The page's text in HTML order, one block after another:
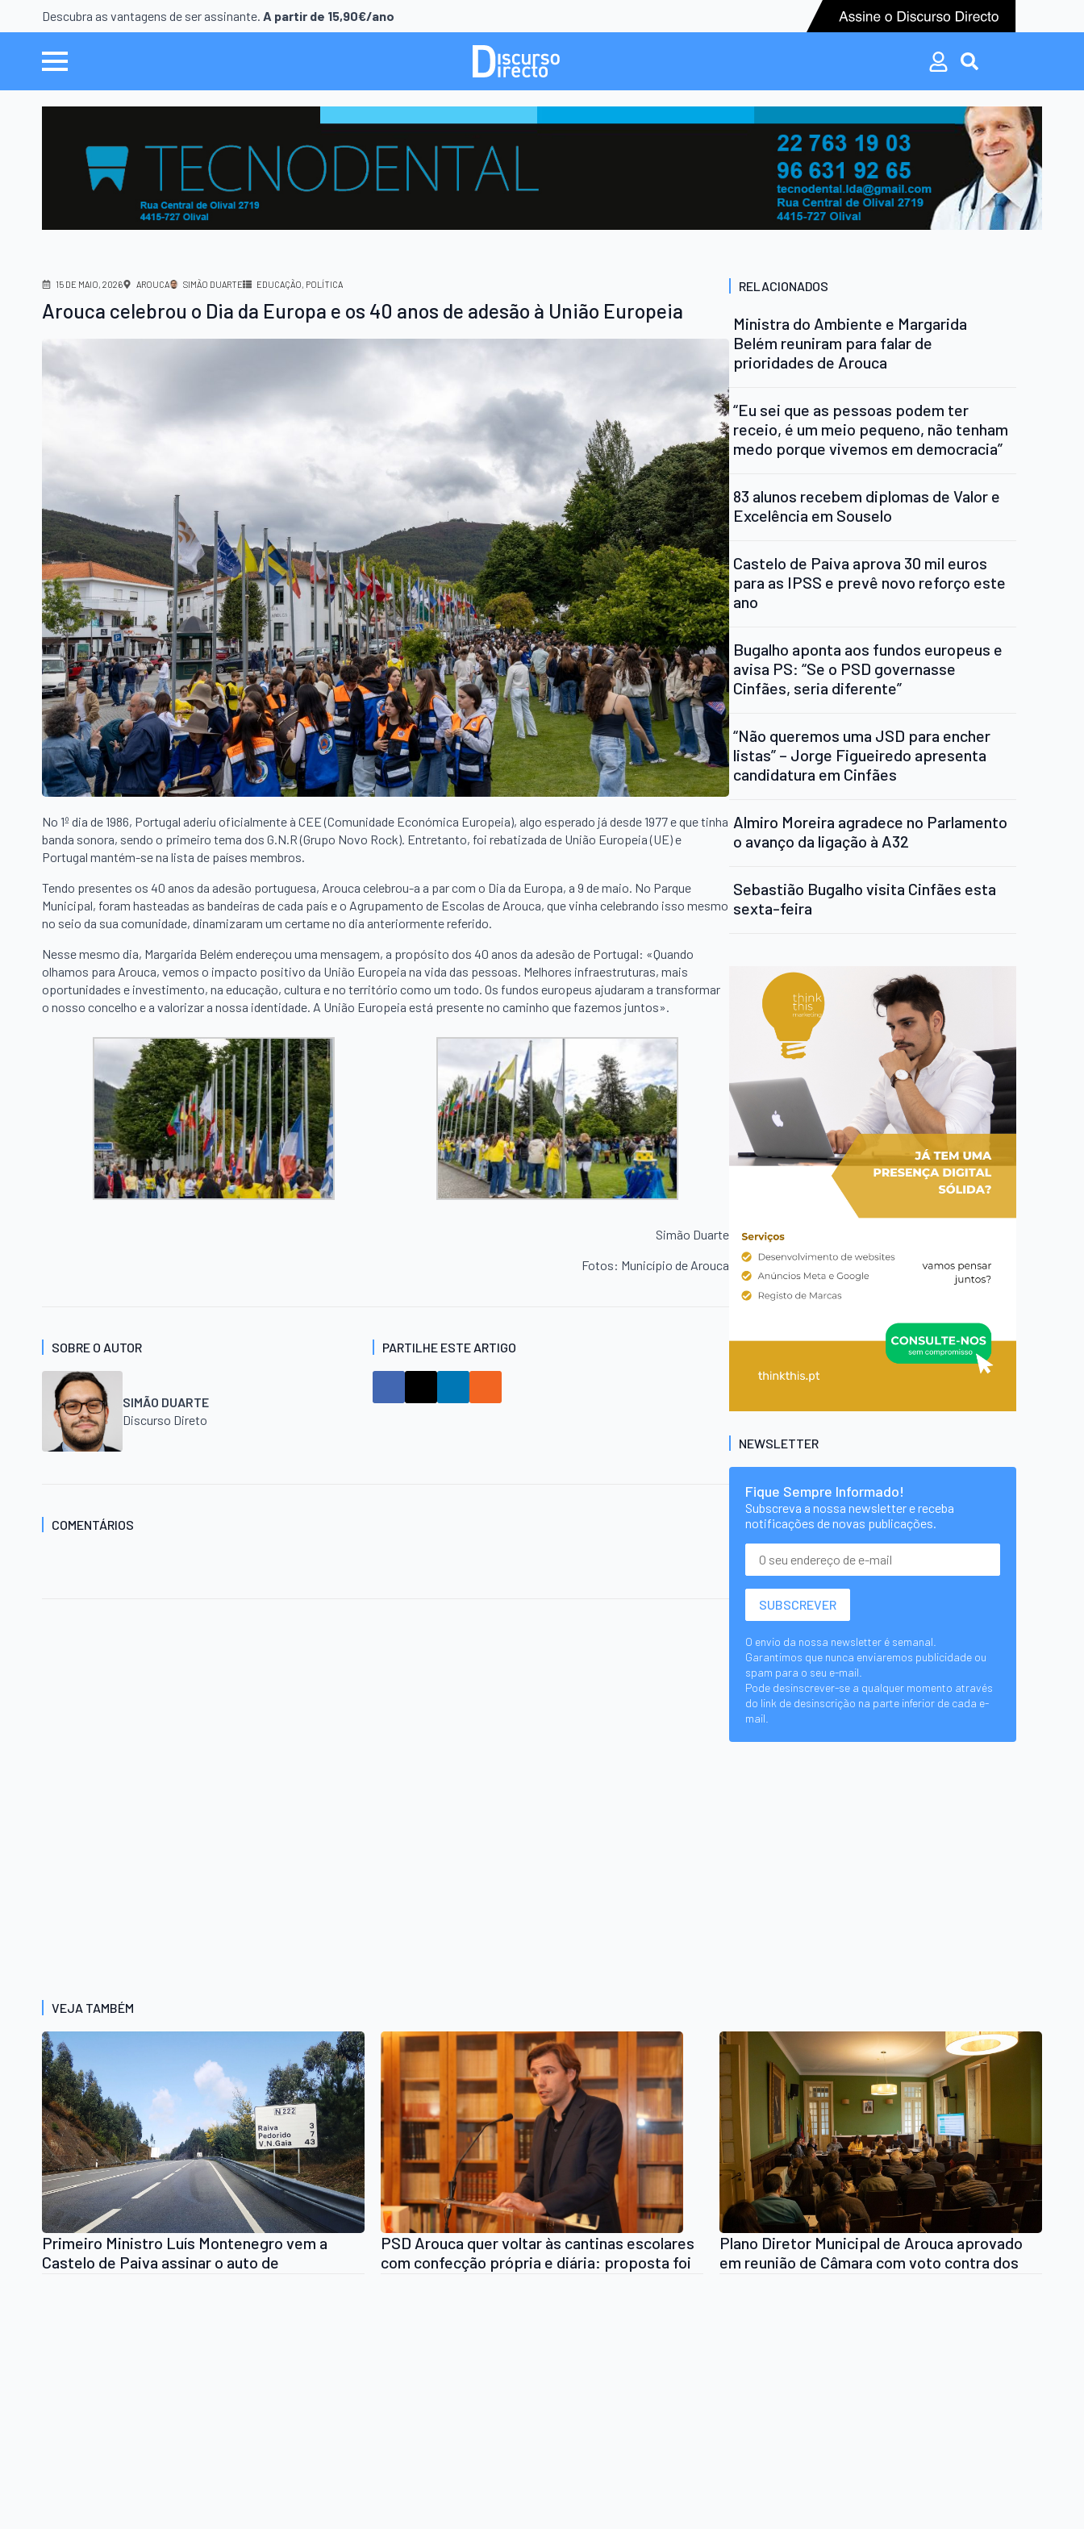
Descubra as vantagens de ser assinante. A partir de 15,90€/ano
Search
for:
Search
for:
15 DE MAIO, 2026 AROUCA SIMÃO DUARTE EDUCAÇÃO POLÍTICA
Arouca celebrou o Dia da Europa e os 40 anos de adesão à União Europeia
No 1º dia de 1986, Portugal aderiu oficialmente à CEE (Comunidade Económica Europeia), algo esperado já desde 1977 e que tinha
banda sonora, sendo o primeiro tema dos G.N.R (Grupo Novo Rock). Entretanto, foi rebatizada de União Europeia (UE) e
Portugal mantém-se na lista de países membros.
Tendo presentes os 40 anos da adesão portuguesa, Arouca celebrou-a a par com o Dia da Europa, a 9 de maio. No Parque
Municipal, foram hasteadas as bandeiras de cada país e o Agrupamento de Escolas de Arouca, que vinha celebrando isso mesmo
no seio da sua comunidade, dinamizaram um certame no dia anteriormente referido.
Nesse mesmo dia, Margarida Belém endereçou uma mensagem, a propósito dos 40 anos da adesão de Portugal: «Quando
olhamos para Arouca, vemos o impacto positivo da União Europeia na vida das pessoas. Melhores infraestruturas, mais
oportunidades e investimento, na educação, cultura e no território como um todo. Os fundos europeus ajudaram a transformar
o nosso concelho e a valorizar a nossa identidade. A União Europeia está presente no caminho que fazemos juntos».
Simão Duarte
Fotos: Município de Arouca
SOBRE O AUTOR
SIMÃO DUARTE
Discurso Direto
PARTILHE ESTE ARTIGO
COMENTÁRIOS
RELACIONADOS
Ministra do Ambiente e Margarida
Belém reuniram para falar de
prioridades de Arouca
“Eu sei que as pessoas podem ter
receio, é um meio pequeno, não tenham
medo porque vivemos em democracia”
83 alunos recebem diplomas de Valor e
Excelência em Souselo
Castelo de Paiva aprova 30 mil euros
para as IPSS e prevê novo reforço este
ano
Bugalho aponta aos fundos europeus e
avisa PS: “Se o PSD governasse
Cinfães, seria diferente”
“Não queremos uma JSD para encher
listas” – Jorge Figueiredo apresenta
candidatura em Cinfães
Almiro Moreira agradece no Parlamento
o avanço da ligação à A32
Sebastião Bugalho visita Cinfães esta
sexta-feira
NEWSLETTER
Fique Sempre Informado!
Subscreva a nossa newsletter e receba
notificações de novas publicações.
O envio da nossa newsletter é semanal.
Garantimos que nunca enviaremos publicidade ou
spam para o seu e-mail.
Pode desinscrever-se a qualquer momento através
do link de desinscrição na parte inferior de cada e-
mail.
VEJA TAMBÉM
Primeiro Ministro Luís Montenegro vem a
Castelo de Paiva assinar o auto de
PSD Arouca quer voltar às cantinas escolares
com confecção própria e diária: proposta foi
Plano Diretor Municipal de Arouca aprovado
em reunião de Câmara com voto contra dos